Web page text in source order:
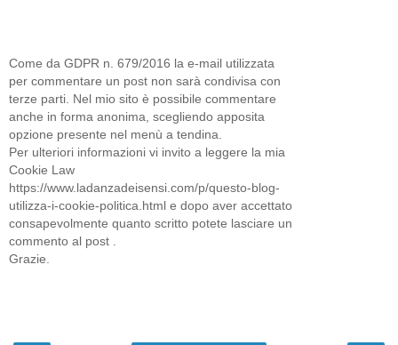
Come da GDPR n. 679/2016 la e-mail utilizzata
per commentare un post non sarà condivisa con
terze parti. Nel mio sito è possibile commentare
anche in forma anonima, scegliendo apposita
opzione presente nel menù a tendina.
Per ulteriori informazioni vi invito a leggere la mia
Cookie Law
https://www.ladanzadeisensi.com/p/questo-blog-
utilizza-i-cookie-politica.html e dopo aver accettato
consapevolmente quanto scritto potete lasciare un
commento al post .
Grazie.